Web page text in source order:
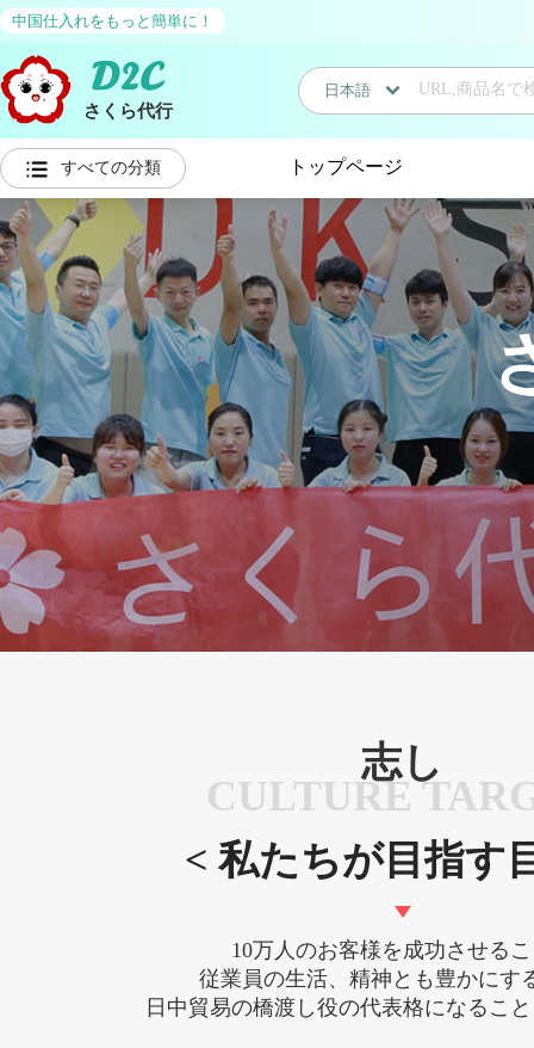
中国仕入れをもっと簡単に！
さくら代行
日本語
日本語
中国語
すべての分類 トップページ
志し
CULTURE
< 私たちが目指す
10万人のお客様を成功させる
従業員の生活、精神とも豊かにす
日中貿易の橋渡し役の代表格になるこ